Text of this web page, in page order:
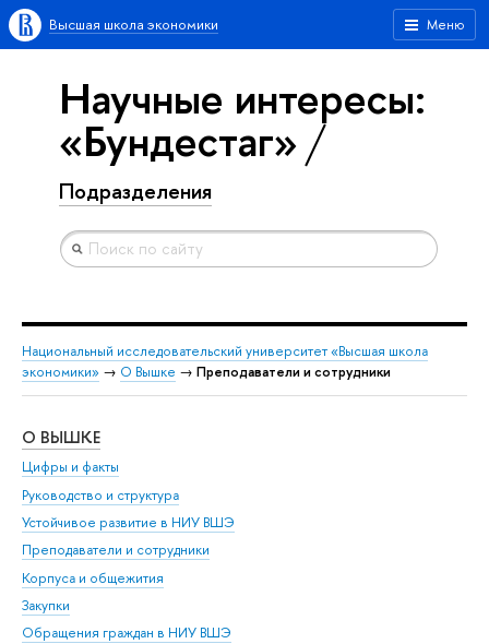
Меню
Высшая школа экономики
Научные интересы:
«Бундестаг»
Подразделения
Национальный исследовательский университет «Высшая школа
экономики» → О Вышке → Преподаватели и сотрудники
О ВЫШКЕ
Цифры и факты
Руководство и структура
Устойчивое развитие в НИУ ВШЭ
Преподаватели и сотрудники
Корпуса и общежития
Закупки
Обращения граждан в НИУ ВШЭ